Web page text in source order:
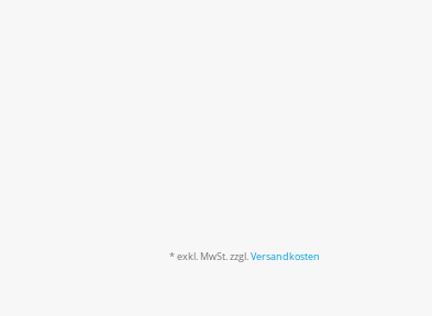
* exkl. MwSt. zzgl.Versandkosten